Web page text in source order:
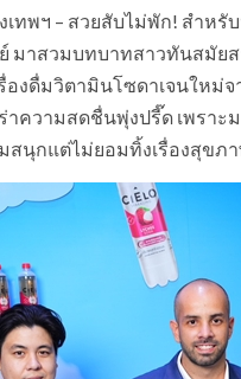
งเทพฯ – สวยสับไม่พัก! สำห
มาสวมบทบาทสาวทันสมัยส
องดื่มวิตามินโซดาเจนใหม่จ
าความสดชื่นพุ่งปรี๊ด เพราะ
นุกแต่ไม่ยอมทิ้งเรื่องสุขภ